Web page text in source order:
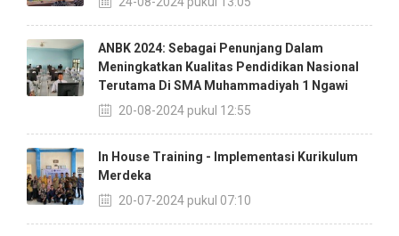
ANBK 2024: Sebagai Penunjang Dalam
Meningkatkan Kualitas Pendidikan Nasional
Terutama Di SMA Muhammadiyah 1 Ngawi
20-08-2024 pukul 12:55
In House Training - Implementasi Kurikulum
Merdeka
20-07-2024 pukul 07:10